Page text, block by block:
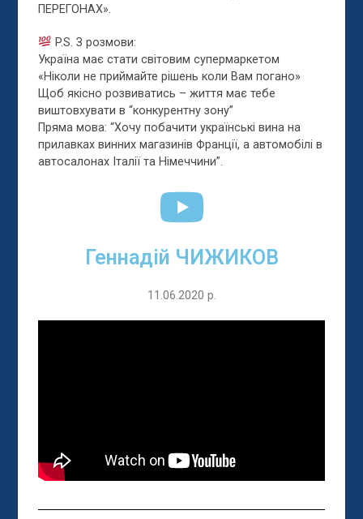
ПЕРЕГОНАХ».
P.S. З розмови:
Україна має стати світовим супермаркетом
«Ніколи не приймайте рішень коли Вам погано»
Щоб якісно розвиватись – життя має тебе
виштовхувати в “конкурентну зону”
Пряма мова: “Хочу побачити українські вина на
прилавках винних магазинів Франції, а автомобілі в
автосалонах Італії та Німеччини”.
Геннадій ЧИЖИКОВ
11.06.2020 р.